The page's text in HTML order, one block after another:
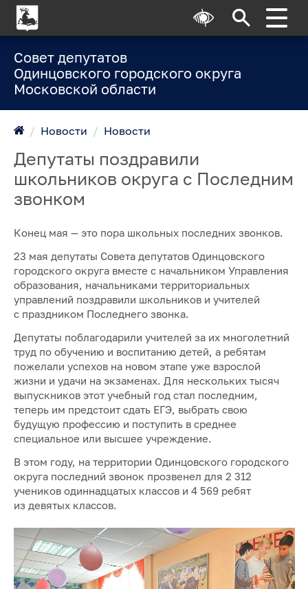
Совет депутатов
Одинцовского городского округа
Московской области
/ Новости / Новости
Депутаты поздравили
школьников округа с Последним
звонком
Конец мая — это пора школьных последних звонков.
23 мая депутаты Совета депутатов Одинцовского
городского округа вместе с начальником Управления
образования, начальниками территориальных
управлений поздравили школьников и учителей
с праздником Последнего звонка.
Депутаты поблагодарили учителей за их многолетний
труд по обучению и воспитанию детей, а ребятам
пожелали успехов на новом этапе уже взрослой
жизни и удачи на экзаменах. Для нескольких тысяч
выпускников этот учебный год стал последним,
теперь им предстоит сдать ЕГЭ, выбрать свою
будущую профессию и поступить в среднее
специальное или высшее учреждение.
В этом году, на территории Одинцовского городского
округа последний звонок прозвенел для 2 312
учеников одиннадцатых классов и 4 569 ребят
из девятых классов.